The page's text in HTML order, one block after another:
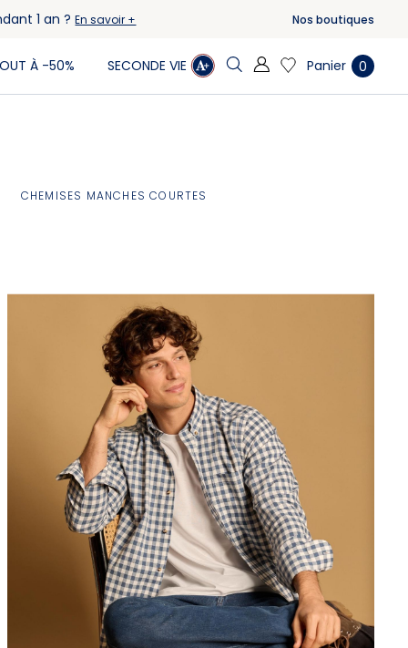
1 an ?En savoir + Nos boutiques
À -50% SECONDE VIE Panier 0
CHEMISES MANCHES COURTES